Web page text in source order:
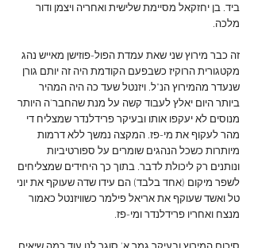
ביד. בן יחזקאל מסיימת שלישית ואחריה ויצמן ודור
מלכה.
זה כבר מירוץ שני שאת עמדת הפול-פוזישן מאייש נהג
מקטגורית הרוקיז כשבפעם הקודמת היה זה יותם גורן
שנעדר מהמירוץ הנ"ל. ויזנטל שעד כה היה המהיר
ביותר היום יאלץ לעבוד קשה על מנת שהחבר'ה היותר
מנוסים לא יעקפו אותו ובעיקר פרידלנדר שמצליח די
מהר לעקוף את מי-פז. המקצה נמשך ללא דרמות
מיותרות כשכל הנהגים שומרים על ספורטיביות
ונותנים רק ליכולת לדבר. בתוך כך היחידים שמצליחים
לשפר מיקום (אחד בלבד) הם עידו שדה שעוקף את יוני
טל ואשד שעוקף את אריאל פילמר כשוויזנטל כאמור
מנצח ואחריו פרידלנדר ומי-פז.